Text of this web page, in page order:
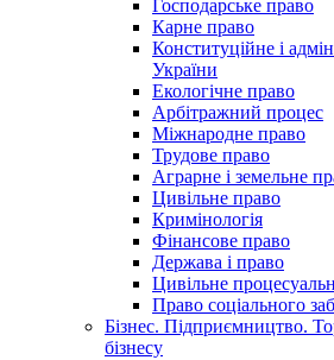
Господарське право
Карне право
Конституційне і
України
Екологічне право
Арбітражний процес
Міжнародне право
Трудове право
Аграрне і земельне
Цивільне право
Кримінологія
Фінансове право
Держава і право
Цивільне
Право соціального
Бізнес. Підприємництво.
бізнесу